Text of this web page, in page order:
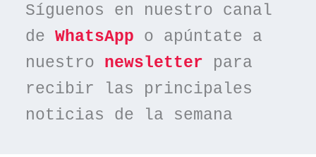
Síguenos en nuestro canal
de WhatsApp o apúntate a
nuestro newsletter para
recibir las principales
noticias de la semana